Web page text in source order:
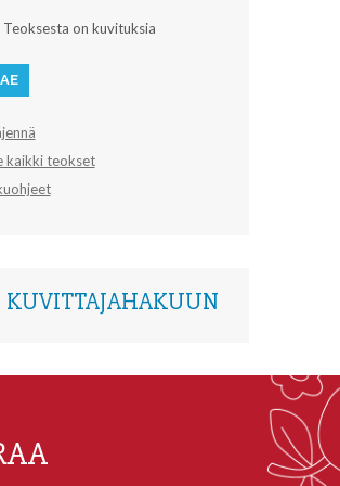
Teoksesta on kuvituksia
kaikki teokset